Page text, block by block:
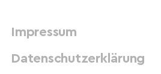
Impressum
Datenschutzerklärung